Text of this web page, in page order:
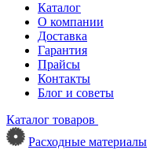
Каталог
О компании
Доставка
Гарантия
Прайсы
Контакты
Блог и советы
Каталог товаров
Расходные материалы